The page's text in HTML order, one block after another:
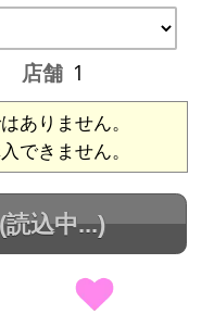
店舗 1
ありません。
できません。
読込中...)